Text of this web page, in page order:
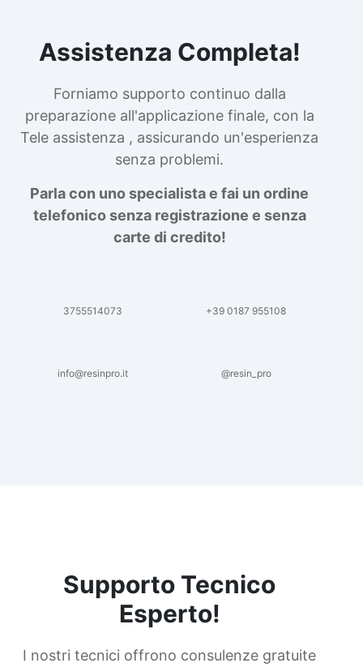
Assistenza Completa!
Forniamo supporto continuo dalla
preparazione all'applicazione finale, con la
Tele assistenza , assicurando un'esperienza
senza problemi.
Parla con uno specialista e fai un ordine
telefonico senza registrazione e senza
carte di credito!
3755514073 +39 0187 955108
info@resinpro.it @resin_pro
Supporto Tecnico
Esperto!
I nostri tecnici offrono consulenze gratuite